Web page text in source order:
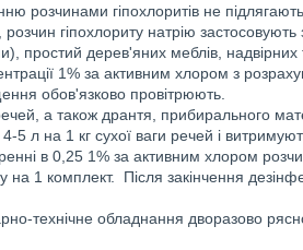
розчинами гіпохлоритів не
гіпохлориту натрію
простий дерев'яних меблів,
1% за активним хлором з
обов'язково провітрюють.
а також дрантя, прибирального
5 л на 1 кг сухої ваги речей і
в 0,25 1% за активним хлором
на 1 комплект. Після закінчення
технічне обладнання дворазово